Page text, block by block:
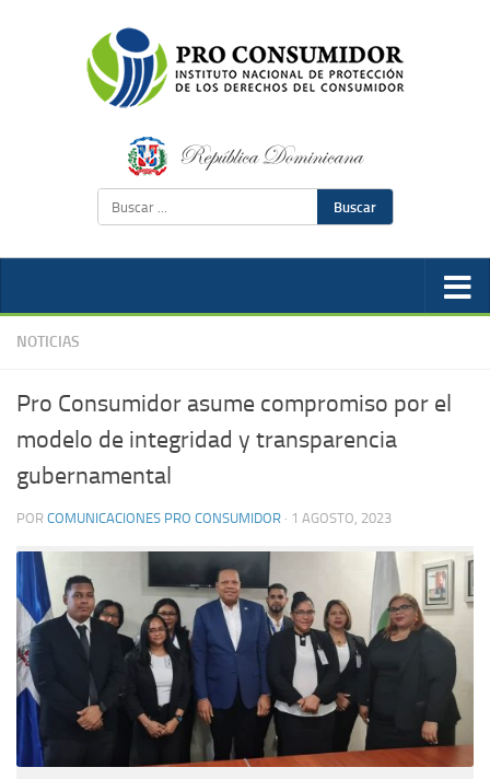
Buscar
NOTICIAS
Pro Consumidor asume compromiso por el
modelo de integridad y transparencia
gubernamental
POR COMUNICACIONES PRO CONSUMIDOR · 1 AGOSTO, 2023